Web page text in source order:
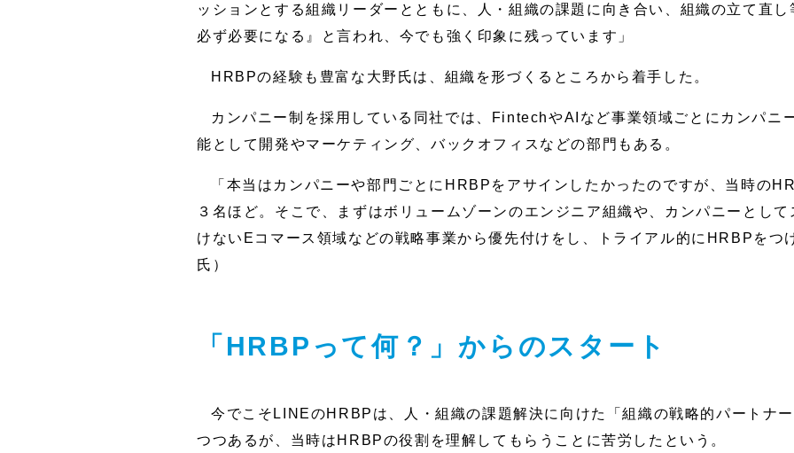
ッションとする組織リーダーとともに、人・組織の課題に向き合い、組織の立て直
必ず必要になる』と言われ、今でも強く印象に残っています」
HRBPの経験も豊富な大野氏は、組織を形づくるところから着手した。
カンパニー制を採用している同社では、FintechやAIなど事業領域ごとにカンパニ
能として開発やマーケティング、バックオフィスなどの部門もある。
「本当はカンパニーや部門ごとにHRBPをアサインしたかったのですが、当時の
３名ほど。そこで、まずはボリュームゾーンのエンジニア組織や、カンパニーとし
けないEコマース領域などの戦略事業から優先付けをし、トライアル的にHRBPをつ
氏）
「HRBPって何？」からのスタート
今でこそLINEのHRBPは、人・組織の課題解決に向けた「組織の戦略的パートナ
つつあるが、当時はHRBPの役割を理解してもらうことに苦労したという。